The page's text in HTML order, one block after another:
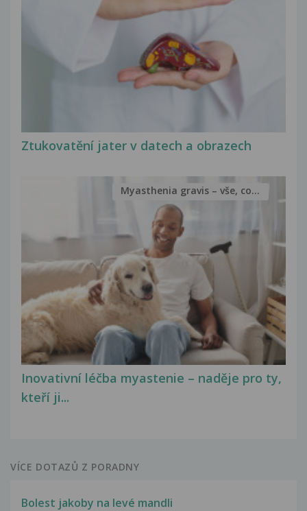
Ztukovatění jater v datech a obrazech
Inovativní léčba myastenie – naděje pro ty,
kteří ji...
Myasthenia gravis – vše, co...
VÍCE DOTAZŮ Z PORADNY
Bolest jakoby na levé mandli